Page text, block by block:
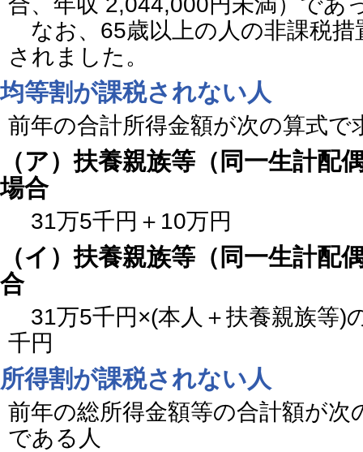
なお、65歳以上の人の非課税措
されました。
均等割が課税されない人
前年の合計所得金額が次の算式で
（ア）扶養親族等（同一生計配
場合
31万5千円＋10万円
（イ）扶養親族等（同一生計配
合
31万5千円×(本人＋扶養親族等)
千円
所得割が課税されない人
前年の総所得金額等の合計額が次
である人